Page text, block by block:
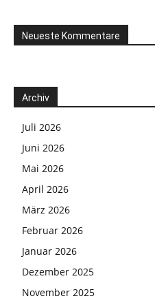
Neueste Kommentare
Archiv
Juli 2026
Juni 2026
Mai 2026
April 2026
März 2026
Februar 2026
Januar 2026
Dezember 2025
November 2025